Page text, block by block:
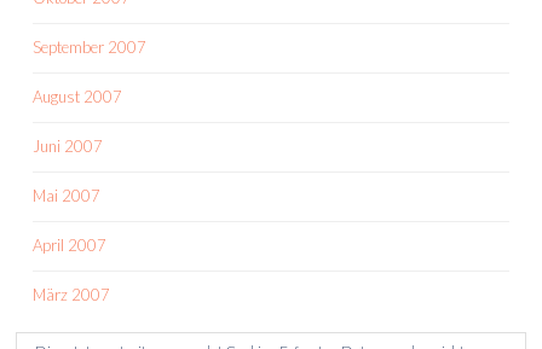
September 2007
August 2007
Juni 2007
Mai 2007
April 2007
März 2007